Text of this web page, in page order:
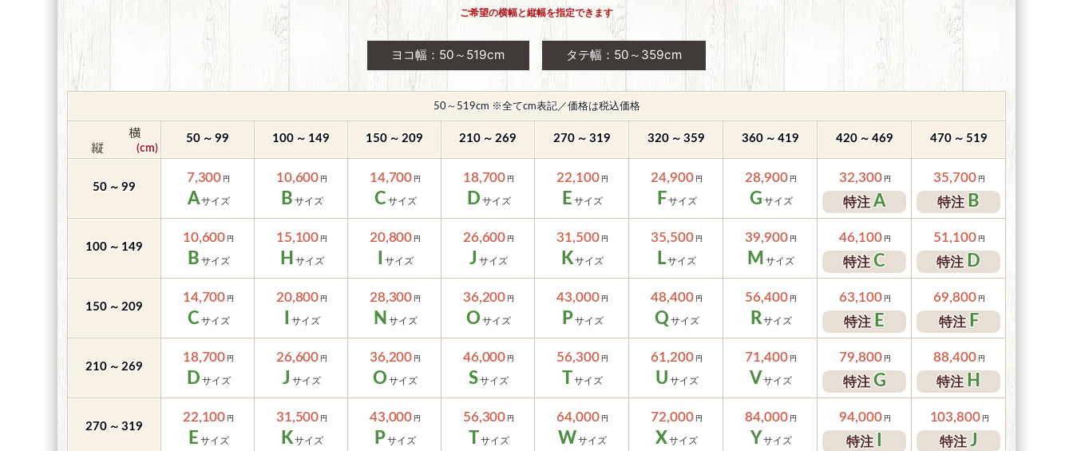
ご希望の横幅と縦幅を指定できます
ヨコ幅：50～519cm タテ幅：50～359cm
50～519cm ※全てcm表記／価格は税込価格
50 ～ 99 100 ～ 149 150 ～ 209 210 ～ 269 270 ～ 319 320 ～ 359 360 ～ 419 420 ～ 469 470 ～ 519
50 ～ 99
7,300
A
10,600
B
14,700
C
18,700
D
22,100
E
24,900
F
28,900
G
32,300
特注 A
35,700
特注 B
100 ～ 149
10,600
B
15,100
H
20,800 26,600
J
31,500
K
35,500
L
39,900
M
46,100
特注 C
51,100
特注 D
150 ～ 209
14,700
C
20,800 28,300
N
36,200
O
43,000
P
48,400
Q
56,400
R
63,100
特注 E
69,800
特注 F
210 ～ 269
18,700
D
26,600
J
36,200
O
46,000
S
56,300 61,200
U
71,400
V
79,800
特注 G
88,400
特注 H
270 ～ 319
22,100
E
31,500
K
43,000
P
56,300 64,000
W
72,000
X
84,000
Y
94,000
特注
103,800
特注 J